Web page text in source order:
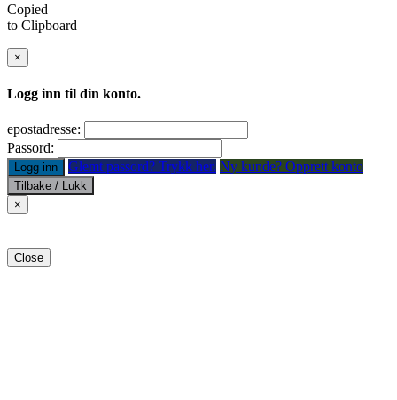
Copied
to Clipboard
×
Logg inn til din konto.
epostadresse:
Passord:
Logg inn Glemt passord? Trykk her. Ny kunde? Opprett konto
Tilbake / Lukk
×
Close